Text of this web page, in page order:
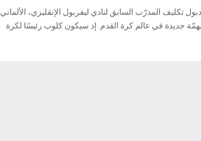
تكليف المدرّب السابق لنادي ليفربول الإنقليزي، الألماني
جديدة في عالم كرة القدم. إذ سيكون كلوب رئيسًا لكرة